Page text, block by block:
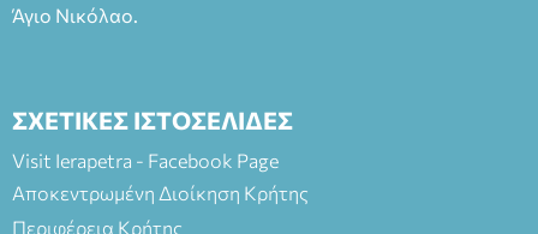
Άγιο Νικόλαο.
ΣΧΕΤΙΚΕΣ ΙΣΤΟΣΕΛΙΔΕΣ
Visit Ierapetra - Facebook Page
Αποκεντρωμένη Διοίκηση Κρήτης
Περιφέρεια Κρήτης